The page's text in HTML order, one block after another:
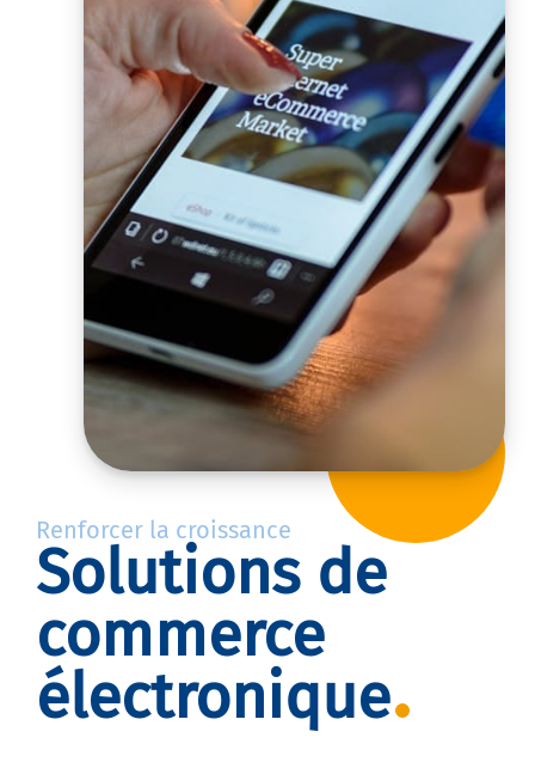
Renforcer la croissance
Solutions de
commerce
électronique